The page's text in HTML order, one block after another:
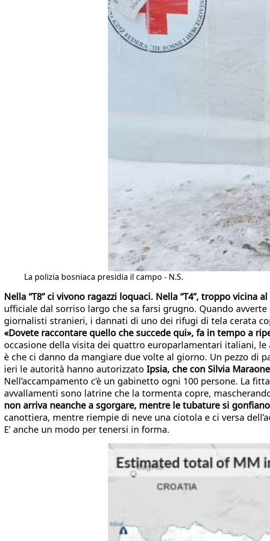
La polizia bosniaca presidia il campo - N.S.
Nella “T8” ci vivono ragazzi loquaci. Nella “T4”, troppo
ufficiale dal sorriso largo che sa farsi grugno. Quando
giornalisti stranieri, i dannati di uno dei rifugi di tela cerata
«Dovete raccontare quello che succede qui», fa in tempo a
occasione della visita dei quattro europarlamentari italiani,
è che ci danno da mangiare due volte al giorno. Un pezzo di
ieri le autorità hanno autorizzato Ipsia, che con Silvia
Nell’accampamento c’è un gabinetto ogni 100 persone. La
avvallamenti sono latrine che la tormenta copre,
non arriva neanche a sgorgare, mentre le tubature si
canottiera, mentre riempie di neve una ciotola e ci versa
E’ anche un modo per tenersi in forma.